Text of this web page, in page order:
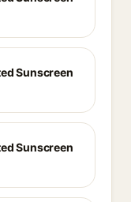
Sunscreen
Sunscreen